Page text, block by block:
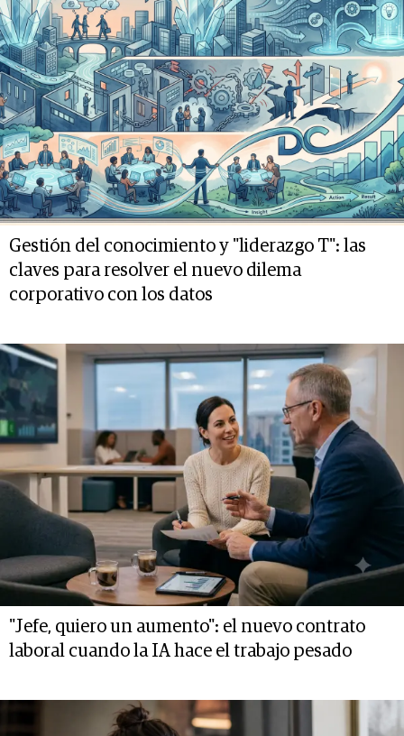
Gestión del conocimiento y "liderazgo T": las
claves para resolver el nuevo dilema
corporativo con los datos
"Jefe, quiero un aumento": el nuevo contrato
laboral cuando la IA hace el trabajo pesado